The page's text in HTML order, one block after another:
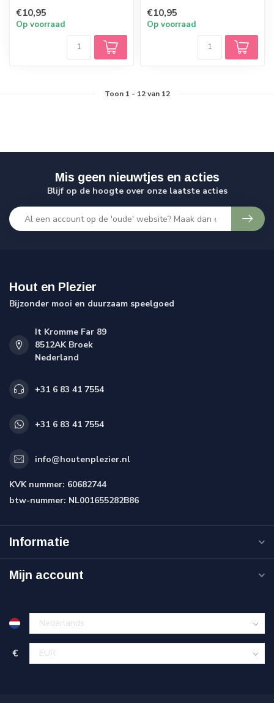
speel- en sort...
€10,95
Op voorraad
speel- en sort...
€10,95
Op voorraad
Toon 1 - 12van 12
Mis geen nieuwtjes en acties
Blijf op de hoogte over onze laatste acties
Hout en Plezier
Bijzonder mooi en duurzaam speelgoed
It Kromme Far 89
8512AK Broek
Nederland
+31 6 83 41 7554
+31 6 83 41 7554
info@houtenplezier.nl
KVK nummer: 60682744
btw-nummer: NL001655282B86
Informatie
Mijn account
€